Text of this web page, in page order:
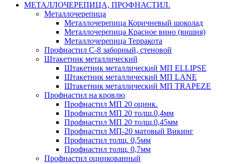
МЕТАЛЛОЧЕРЕПИЦА, ПРОФНАСТИЛ.
Металлочерепица
Металлочерепица Коричневый шоколад
Металлочерепица Красное вино (вишня)
Металлочерепица Терракота
Профнастил С-8 заборный, стеновой
Штакетник металлический
Штакетник металлический МП ELLIPSE
Штакетник металлический МП LАNE
Штакетник металлический МП TRAPEZE
Профнастил на кровлю
Профнастил МП 20 оцинк.
Профнастил МП 20 толщ.0,4мм
Профнастил МП 20 толщ.0,45мм
Профнастил МП-20 матовый Викинг
Профнастил толщ. 0,5мм
Профнастил толщ. 0,7мм
Профнастил оцинкованный